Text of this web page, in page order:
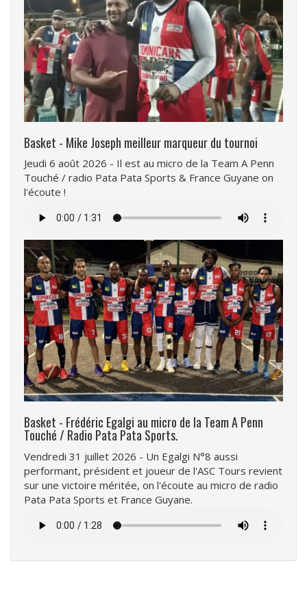
Basket - Mike Joseph meilleur marqueur du tournoi
Jeudi 6 août 2026 - Il est au micro de la Team A Penn
Touché / radio Pata Pata Sports & France Guyane on
l'écoute !
audio
Basket - Frédéric Egalgi au micro de la Team A Penn
Touché / Radio Pata Pata Sports.
Vendredi 31 juillet 2026 - Un Egalgi N°8 aussi
performant, président et joueur de l'ASC Tours revient
sur une victoire méritée, on l'écoute au micro de radio
Pata Pata Sports et France Guyane.
audio